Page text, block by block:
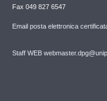
Fax 049 827 6547
Email posta elettronica
Staff WEB